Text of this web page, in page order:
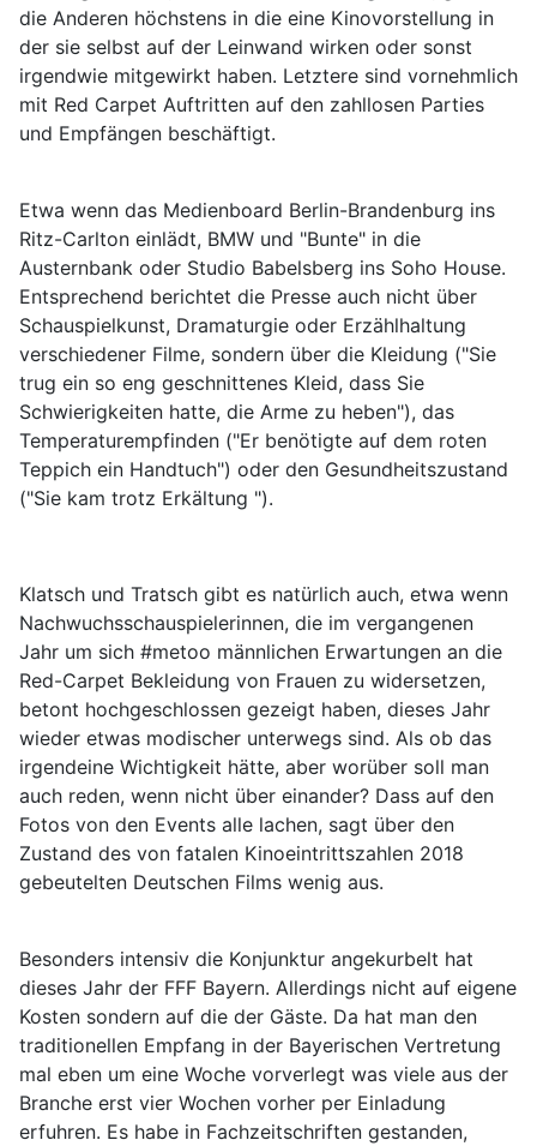
die Anderen höchstens in die eine Kinovorstellung in
der sie selbst auf der Leinwand wirken oder sonst
irgendwie mitgewirkt haben. Letztere sind vornehmlich
mit Red Carpet Auftritten auf den zahllosen Parties
und Empfängen beschäftigt.
Etwa wenn das Medienboard Berlin-Brandenburg ins
Ritz-Carlton einlädt, BMW und "Bunte" in die
Austernbank oder Studio Babelsberg ins Soho House.
Entsprechend berichtet die Presse auch nicht über
Schauspielkunst, Dramaturgie oder Erzählhaltung
verschiedener Filme, sondern über die Kleidung ("Sie
trug ein so eng geschnittenes Kleid, dass Sie
Schwierigkeiten hatte, die Arme zu heben"), das
Temperaturempfinden ("Er benötigte auf dem roten
Teppich ein Handtuch") oder den Gesundheitszustand
("Sie kam trotz Erkältung ").
Klatsch und Tratsch gibt es natürlich auch, etwa wenn
Nachwuchsschauspielerinnen, die im vergangenen
Jahr um sich #metoo männlichen Erwartungen an die
Red-Carpet Bekleidung von Frauen zu widersetzen,
betont hochgeschlossen gezeigt haben, dieses Jahr
wieder etwas modischer unterwegs sind. Als ob das
irgendeine Wichtigkeit hätte, aber worüber soll man
auch reden, wenn nicht über einander? Dass auf den
Fotos von den Events alle lachen, sagt über den
Zustand des von fatalen Kinoeintrittszahlen 2018
gebeutelten Deutschen Films wenig aus.
Besonders intensiv die Konjunktur angekurbelt hat
dieses Jahr der FFF Bayern. Allerdings nicht auf eigene
Kosten sondern auf die der Gäste. Da hat man den
traditionellen Empfang in der Bayerischen Vertretung
mal eben um eine Woche vorverlegt was viele aus der
Branche erst vier Wochen vorher per Einladung
erfuhren. Es habe in Fachzeitschriften gestanden,